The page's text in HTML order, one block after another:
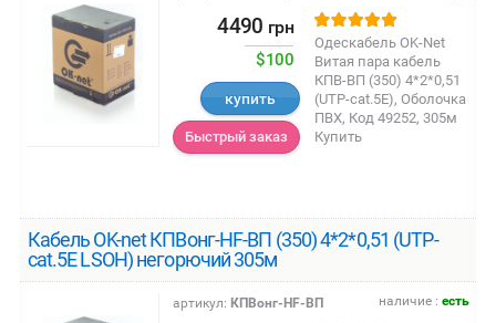
4490 грн
$100
купить
Быстрый заказ
Одескабель OK-Net
Витая пара кабель
КПВ-ВП (350) 4*2*0,51
(UTP-cat.5E), Оболочка
ПВХ, Код 49252, 305м
Купить
Кабель OK-net КПВонг-HF-ВП (350) 4*2*0,51 (UTP-
cat.5E LSOH) негорючий 305м
наличие :есть
артикул: КПВонг-HF-ВП